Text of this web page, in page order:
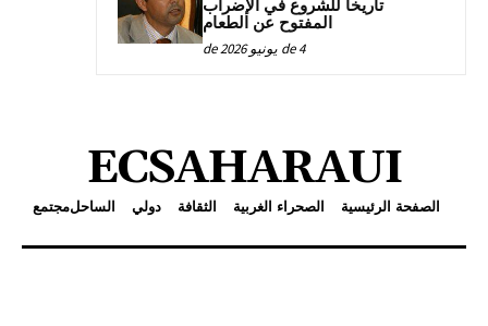
تاريخا للشروع في الإضراب
المفتوح عن الطعام
4 de يونيو de 2026
ECSAHARAUI
الصفحة الرئيسية الصحراء الغربية الثقافة دولي الساحلمجتمع